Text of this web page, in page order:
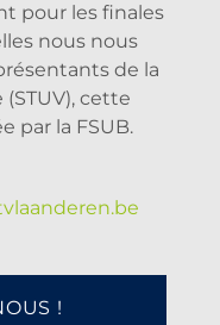
pour les finales
nous nous
de la
cette
par la FSUB.
!